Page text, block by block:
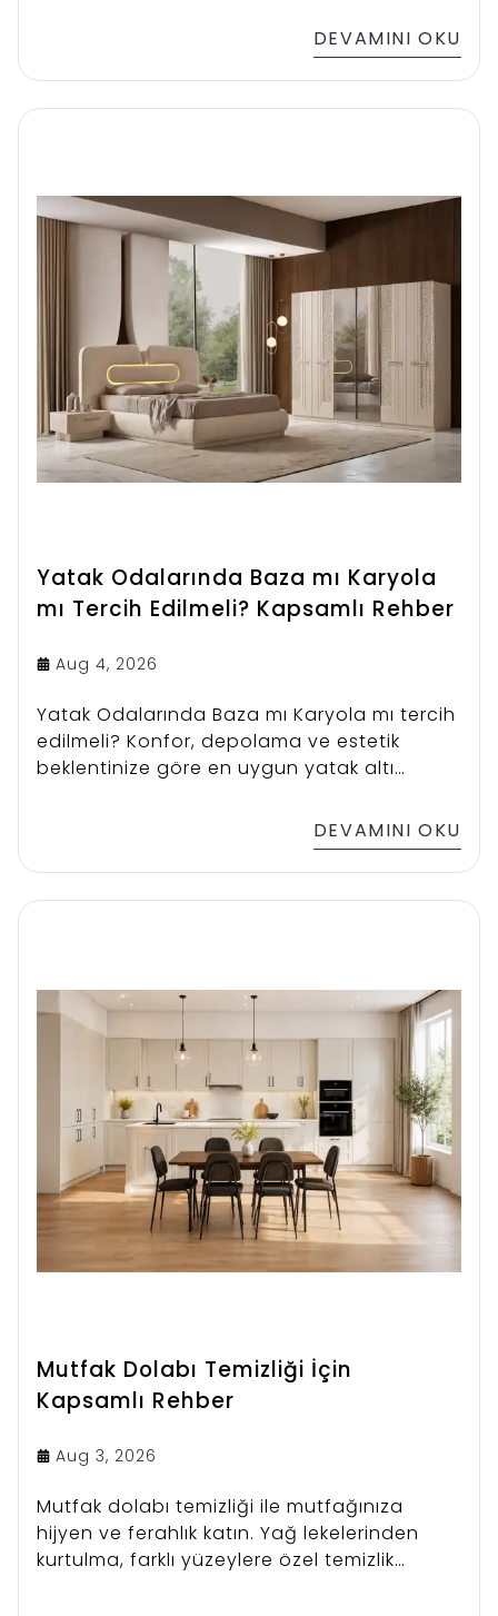
DEVAMINI OKU
Yatak Odalarında Baza mı Karyola
mı Tercih Edilmeli? Kapsamlı Rehber
Aug 4, 2026
Yatak Odalarında Baza mı Karyola mı tercih
edilmeli? Konfor, depolama ve estetik
beklentinize göre en uygun yatak altı
DEVAMINI OKU
Mutfak Dolabı Temizliği İçin
Kapsamlı Rehber
Aug 3, 2026
Mutfak dolabı temizliği ile mutfağınıza
hijyen ve ferahlık katın. Yağ lekelerinden
kurtulma, farklı yüzeylere özel temizlik